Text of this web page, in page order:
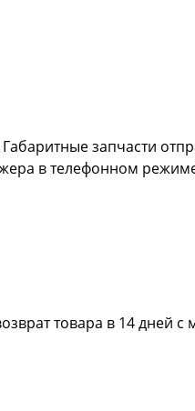
запчасти
в телефонном
товара в 14 дней